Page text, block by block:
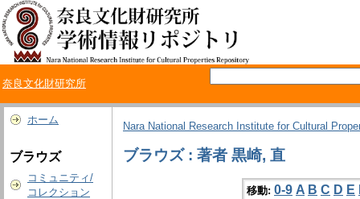
奈良文化財研究所
ホーム
ブラウズ
コミュニティ/
コレクション
Nara National Research Institute for Cultural
ブラウズ : 著者 黒崎, 直
移動: 0-9 A B C D E